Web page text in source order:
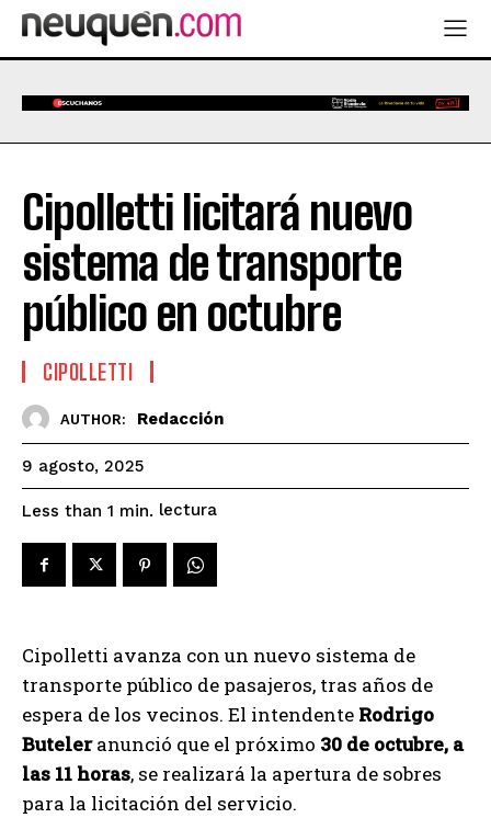
Cipolletti licitará nuevo
sistema de transporte
público en octubre
CIPOLLETTI
AUTHOR: Redacción
9 agosto, 2025
Less than 1 min. lectura
Cipolletti avanza con un nuevo sistema de
transporte público de pasajeros, tras años de
espera de los vecinos. El intendente Rodrigo
Buteleranunció que el próximo 30 de octubre, a
las 11 horas, se realizará la apertura de sobres
para la licitación del servicio.